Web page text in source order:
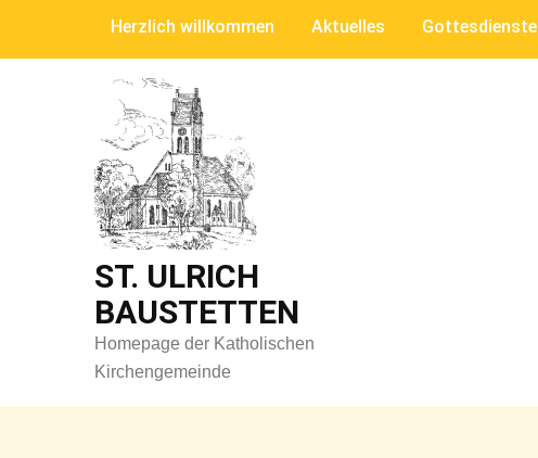
Herzlich willkommen Aktuelles Gottesdienste
ST. ULRICH
BAUSTETTEN
Homepage der Katholischen
Kirchengemeinde